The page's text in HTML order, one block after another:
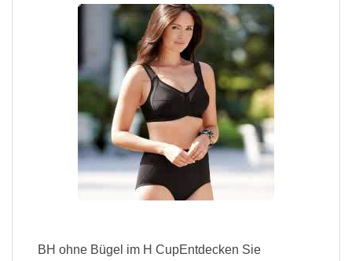
BH ohne Bügel im H CupEntdecken Sie